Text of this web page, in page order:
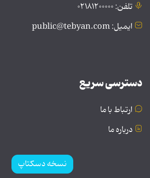
تلفن: ۰۲۱۸۱۲۰۰۰۰۰
ایمیل: public@tebyan.com
دسترسی سریع
ارتباط با ما
درباره ما
نسخه دسکتاپ